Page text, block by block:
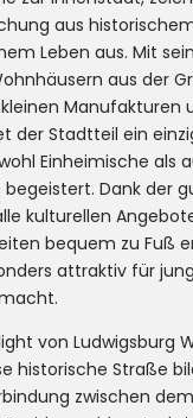
aus
Leben aus. Mit
aus der
Manufakturen
der Stadtteil ein
Einheimische als
Dank der
kulturellen
bequem zu Fuß
attraktiv für
von Ludwigsburg
historische Straße
zwischen